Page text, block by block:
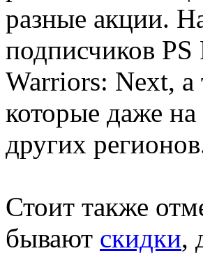
разные акции.
подписчиков PS
Warriors: Next, а
которые даже
других
Стоит также
бывают скидки,